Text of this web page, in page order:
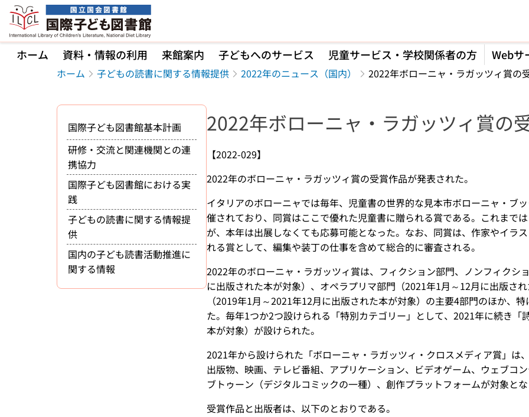
本文へ移動
ホーム 資料・情報の利用 来館案内 子どもへのサービス 児童サービス・学校関係者の方 Webサ
ホーム 子どもの読書に関する情報提供 2022年のニュース（国内） 2022年ボローニャ・ラガッツィ賞の
2022年ボローニャ・ラガッツィ賞の
【2022-029】
2022年のボローニャ・ラガッツィ賞の受賞作品が発表された。
イタリアのボローニャでは毎年、児童書の世界的な見本市ボローニャ・
催されており、同賞はここで優れた児童書に贈られる賞である。これまで
が、本年は出展しなくても応募可能となった。なお、同賞は、作家やイラ
れる賞として、編集や装丁の仕事を含めて総合的に審査される。
2022年のボローニャ・ラガッツィ賞は、フィクション部門、ノンフィクシ
に出版された本が対象）、オペラプリマ部門（2021年1月～12月に出版さ
（2019年1月～2021年12月に出版された本が対象）の主要4部門のほか、
た。毎年1つか2つ設けられる「特別カテゴリー」として、2021年に続き
本が対象）が設けられた。
2021年から設けられた「ボローニャ・ラガッツィ・クロスメディア賞」は
出版物、映画、テレビ番組、アプリケーション、ビデオゲーム、ウェブコ
ブトゥーン（デジタルコミックの一種）、創作プラットフォームが対象と
受賞作品と出版者は、以下のとおりである。
国際子ども図書館基本計画
研修・交流と関連機関との連
携協力
国際子ども図書館における実
践
子どもの読書に関する情報提
供
国内の子ども読書活動推進に
関する情報